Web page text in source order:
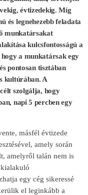
évtizedekig. Míg
és legnehezebb feladata
munkatársakat
kulcsfontosságú a
a munkatársak egy
pontosan tisztában
kultúrában. A
szolgálja, hogy
napi 5 percben egy
másfél évtizede
amely során
amelyről talán nem is
egy cég sikeressé
el leginkább a